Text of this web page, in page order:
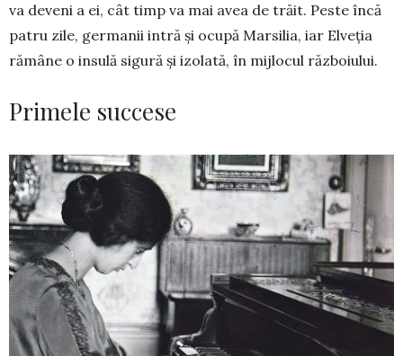
va deveni a ei, cât timp va mai avea de trăit. Peste încă
patru zile, ger­manii intră și ocupă Marsilia, iar Elveția
rămâne o insulă sigură și izolată, în mijlocul războiului.
Primele succese